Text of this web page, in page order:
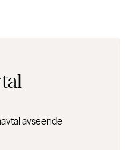
avseende